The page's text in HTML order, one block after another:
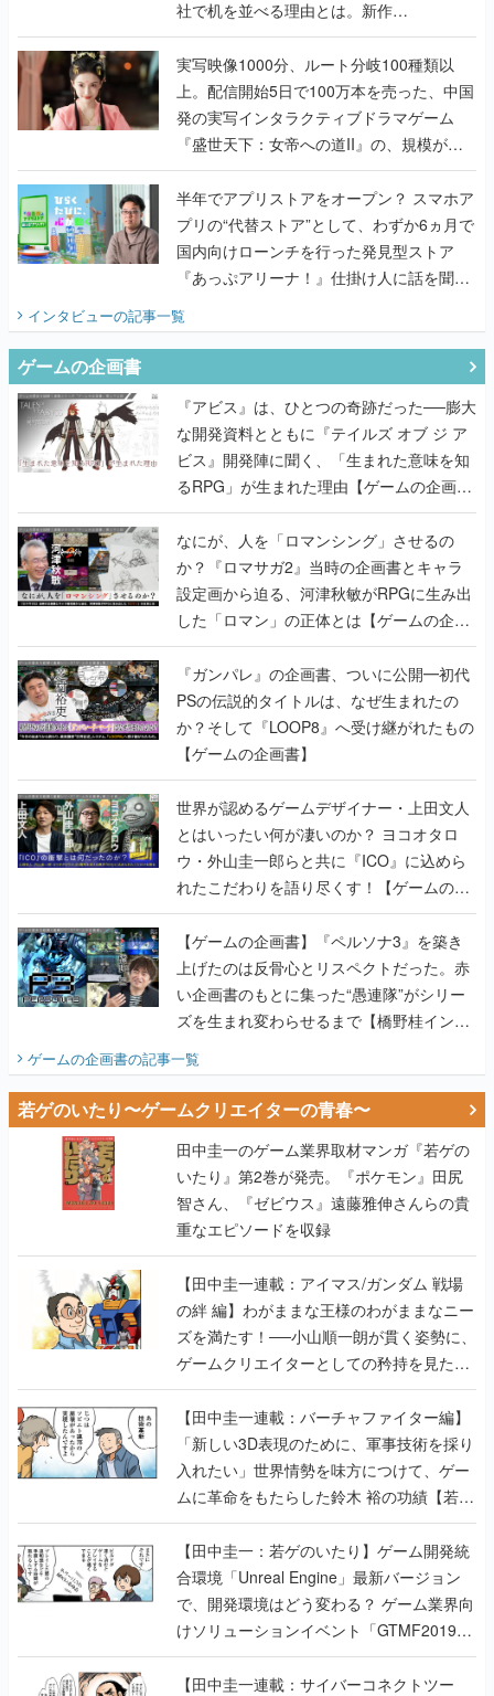
社で机を並べる理由とは。新作
『TATSUJIN EXTREME』で初タッグを組
んだレジェンド2人に訊く開発秘話
実写映像1000分、ルート分岐100種類以
上。配信開始5日で100万本を売った、中国
発の実写インタラクティブドラマゲーム
『盛世天下：女帝への道II』の、規模が違
うこだわりをプロデューサーに聞いた
半年でアプリストアをオープン？ スマホア
プリの“代替ストア”として、わずか6ヵ月で
国内向けローンチを行った発見型ストア
『あっぷアリーナ！』仕掛け人に話を聞い
インタビューの記事一覧
ゲームの企画書
『アビス』は、ひとつの奇跡だった──膨大
な開発資料とともに『テイルズ オブ ジ ア
ビス』開発陣に聞く、「生まれた意味を知
るRPG」が生まれた理由【ゲームの企画
書】
なにが、人を「ロマンシング」させるの
か？『ロマサガ2』当時の企画書とキャラ
設定画から迫る、河津秋敏がRPGに生み出
した「ロマン」の正体とは【ゲームの企画
書】
『ガンパレ』の企画書、ついに公開━初代
PSの伝説的タイトルは、なぜ生まれたの
か？そして『LOOP8』へ受け継がれたもの
【ゲームの企画書】
世界が認めるゲームデザイナー・上田文人
とはいったい何が凄いのか？ ヨコオタロ
ウ・外山圭一郎らと共に『ICO』に込めら
れたこだわりを語り尽くす！【ゲームの企
画書】
【ゲームの企画書】『ペルソナ3』を築き
上げたのは反骨心とリスペクトだった。赤
い企画書のもとに集った“愚連隊”がシリー
ズを生まれ変わらせるまで【橋野桂インタ
ゲームの企画書の記事一覧
若ゲのいたり〜ゲームクリエイターの青春〜
田中圭一のゲーム業界取材マンガ『若ゲの
いたり』第2巻が発売。『ポケモン』田尻
智さん、『ゼビウス』遠藤雅伸さんらの貴
重なエピソードを収録
【田中圭一連載：アイマス/ガンダム 戦場
の絆 編】わがままな王様のわがままなニー
ズを満たす！──小山順一朗が貫く姿勢に、
ゲームクリエイターとしての矜持を見た
【若ゲのいたり最終回】
【田中圭一連載：バーチャファイター編】
「新しい3D表現のために、軍事技術を採り
入れたい」世界情勢を味方につけて、ゲー
ムに革命をもたらした鈴木 裕の功績【若ゲ
のいたり】
【田中圭一：若ゲのいたり】ゲーム開発統
合環境「Unreal Engine」最新バージョン
で、開発環境はどう変わる？ ゲーム業界向
けソリューションイベント「GTMF2019」
に行って、より理解を深めよう【PR】
【田中圭一連載：サイバーコネクトツー